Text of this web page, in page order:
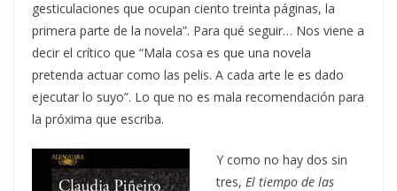
gesticulaciones que ocupan ciento treinta páginas, la
primera parte de la novela”. Para qué seguir… Nos viene a
decir el crítico que “Mala cosa es que una novela
pretenda actuar como las pelis. A cada arte le es dado
ejecutar lo suyo”. Lo que no es mala recomendación para
la próxima que escriba.
Y como no hay dos sin
tres, El tiempo de las